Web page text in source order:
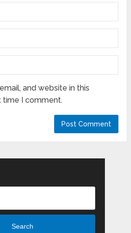
and website in this
time I comment.
Search